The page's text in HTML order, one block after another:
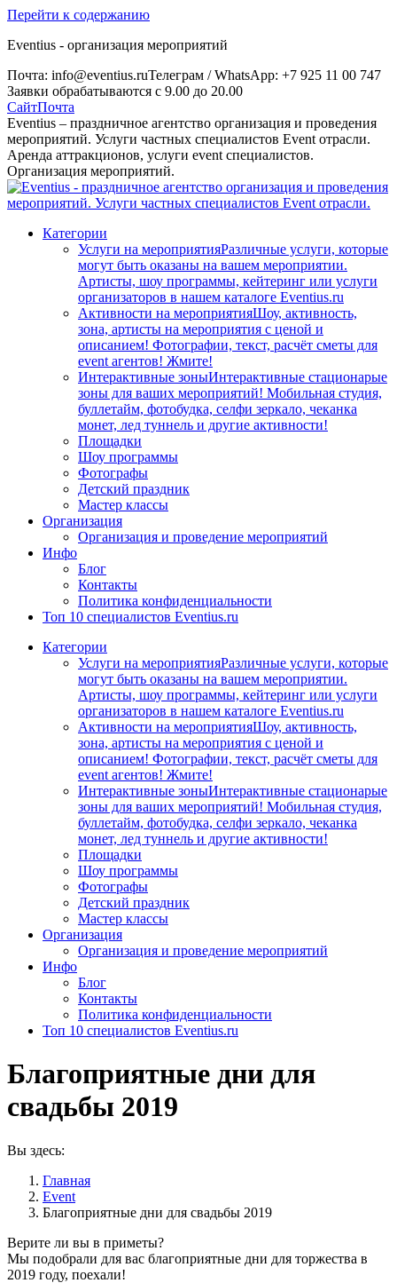
Перейти к содержанию
Eventius - организация мероприятий
Почта: info@eventius.ruТелеграм / WhatsApp: +7 925 11 00 747
Заявки обрабатываются с 9.00 до 20.00
СайтПочта
Eventius – праздничное агентство организация и проведения
мероприятий. Услуги частных специалистов Event отрасли.
Аренда аттракционов, услуги event специалистов.
Организация мероприятий.
Категории
Услуги на мероприятияРазличные услуги, которые
могут быть оказаны на вашем мероприятии.
Артисты, шоу программы, кейтеринг или услуги
организаторов в нашем каталоге Eventius.ru
Активности на мероприятияШоу, активность,
зона, артисты на мероприятия с ценой и
описанием! Фотографии, текст, расчёт сметы для
event агентов! Жмите!
Интерактивные зоныИнтерактивные стационарые
зоны для ваших мероприятий! Мобильная студия,
буллетайм, фотобудка, селфи зеркало, чеканка
монет, лед туннель и другие активности!
Площадки
Шоу программы
Фотографы
Детский праздник
Мастер классы
Организация
Организация и проведение мероприятий
Инфо
Блог
Контакты
Политика конфиденциальности
Топ 10 специалистов Eventius.ru
Категории
Услуги на мероприятияРазличные услуги, которые
могут быть оказаны на вашем мероприятии.
Артисты, шоу программы, кейтеринг или услуги
организаторов в нашем каталоге Eventius.ru
Активности на мероприятияШоу, активность,
зона, артисты на мероприятия с ценой и
описанием! Фотографии, текст, расчёт сметы для
event агентов! Жмите!
Интерактивные зоныИнтерактивные стационарые
зоны для ваших мероприятий! Мобильная студия,
буллетайм, фотобудка, селфи зеркало, чеканка
монет, лед туннель и другие активности!
Площадки
Шоу программы
Фотографы
Детский праздник
Мастер классы
Организация
Организация и проведение мероприятий
Инфо
Блог
Контакты
Политика конфиденциальности
Топ 10 специалистов Eventius.ru
Благоприятные дни для
свадьбы 2019
Вы здесь:
Главная
Event
Благоприятные дни для свадьбы 2019
Верите ли вы в приметы?
Мы подобрали для вас благоприятные дни для торжества в
2019 году, поехали!